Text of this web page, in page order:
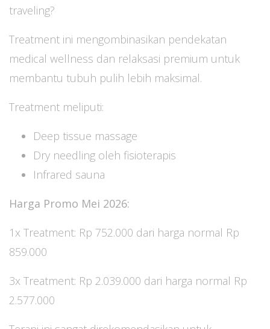
traveling?
Treatment ini mengombinasikan pendekatan
medical wellness dan relaksasi premium untuk
membantu tubuh pulih lebih maksimal.
Treatment meliputi:
Deep tissue massage
Dry needling oleh fisioterapis
Infrared sauna
Harga Promo Mei 2026:
1x Treatment: Rp 752.000 dari harga normal Rp
859.000
3x Treatment: Rp 2.039.000 dari harga normal Rp
2.577.000